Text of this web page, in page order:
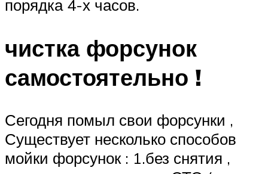
порядка 4-х часов.
чистка форсунок
самостоятельно !
Сегодня помыл свои форсунки ,
Существует несколько способов
мойки форсунок : 1.без снятия ,